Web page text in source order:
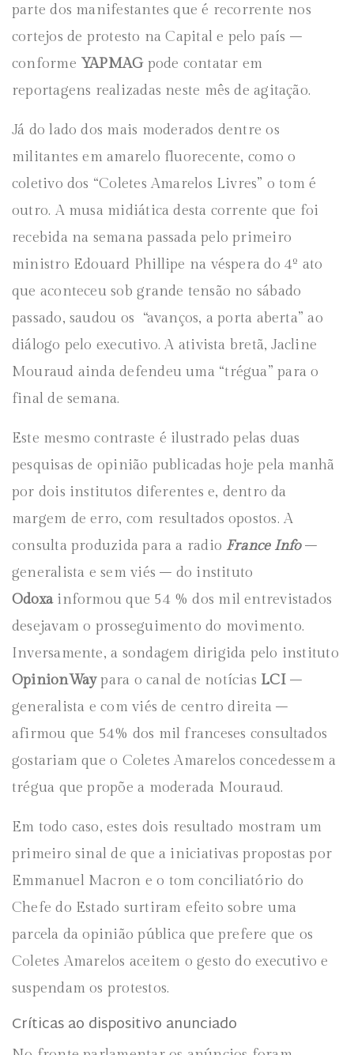
parte dos manifestantes que é recorrente nos
cortejos de protesto na Capital e pelo país –
conforme YAPMAGpode contatar em
reportagens realizadas neste mês de agitação.
Já do lado dos mais moderados dentre os
militantes em amarelo fluorecente, como o
coletivo dos “Coletes Amarelos Livres” o tom é
outro. A musa midiática desta corrente que foi
recebida na semana passada pelo primeiro
ministro Edouard Phillipe na véspera do 4º ato
que aconteceu sob grande tensão no sábado
passado, saudou os “avanços, a porta aberta” ao
diálogo pelo executivo. A ativista bretã, Jacline
Mouraud ainda defendeu uma “trégua” para o
final de semana.
Este mesmo contraste é ilustrado pelas duas
pesquisas de opinião publicadas hoje pela manhã
por dois institutos diferentes e, dentro da
margem de erro, com resultados opostos. A
consulta produzida para a radio France Info–
generalista e sem viés – do instituto
Odoxainformou que 54 % dos mil entrevistados
desejavam o prosseguimento do movimento.
Inversamente, a sondagem dirigida pelo instituto
OpinionWaypara o canal de notícias LCI–
generalista e com viés de centro direita –
afirmou que 54% dos mil franceses consultados
gostariam que o Coletes Amarelos concedessem a
trégua que propõe a moderada Mouraud.
Em todo caso, estes dois resultado mostram um
primeiro sinal de que a iniciativas propostas por
Emmanuel Macron e o tom conciliatório do
Chefe do Estado surtiram efeito sobre uma
parcela da opinião pública que prefere que os
Coletes Amarelos aceitem o gesto do executivo e
suspendam os protestos.
Críticas ao dispositivo anunciado